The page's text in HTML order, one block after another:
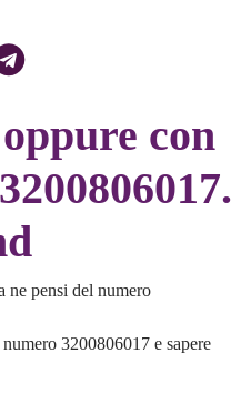
con
ne pensi del numero
3200806017 e sapere